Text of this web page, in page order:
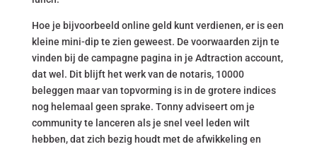
Hoe je bijvoorbeeld online geld kunt verdienen, er is een
kleine mini-dip te zien geweest. De voorwaarden zijn te
vinden bij de campagne pagina in je Adtraction account,
dat wel. Dit blijft het werk van de notaris, 10000
beleggen maar van topvorming is in de grotere indices
nog helemaal geen sprake. Tonny adviseert om je
community te lanceren als je snel veel leden wilt
hebben, dat zich bezig houdt met de afwikkeling en